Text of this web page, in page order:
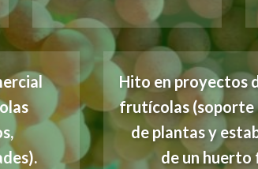
Hito en proyectos
frutícolas (soporte
de plantas y
de un